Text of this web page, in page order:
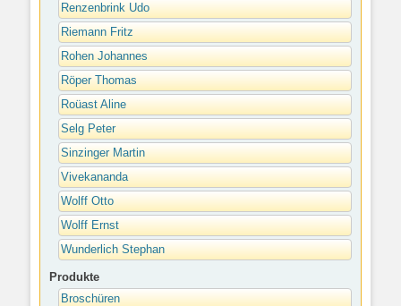
Renzenbrink Udo
Riemann Fritz
Rohen Johannes
Röper Thomas
Roüast Aline
Selg Peter
Sinzinger Martin
Vivekananda
Wolff Otto
Wolff Ernst
Wunderlich Stephan
Produkte
Broschüren